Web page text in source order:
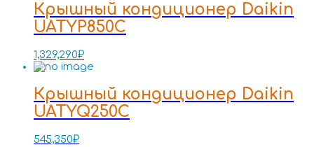
Крышный кондиционер Daikin
UATYP850C
1,329,290₽
Крышный кондиционер Daikin
UATYQ250C
545,350₽